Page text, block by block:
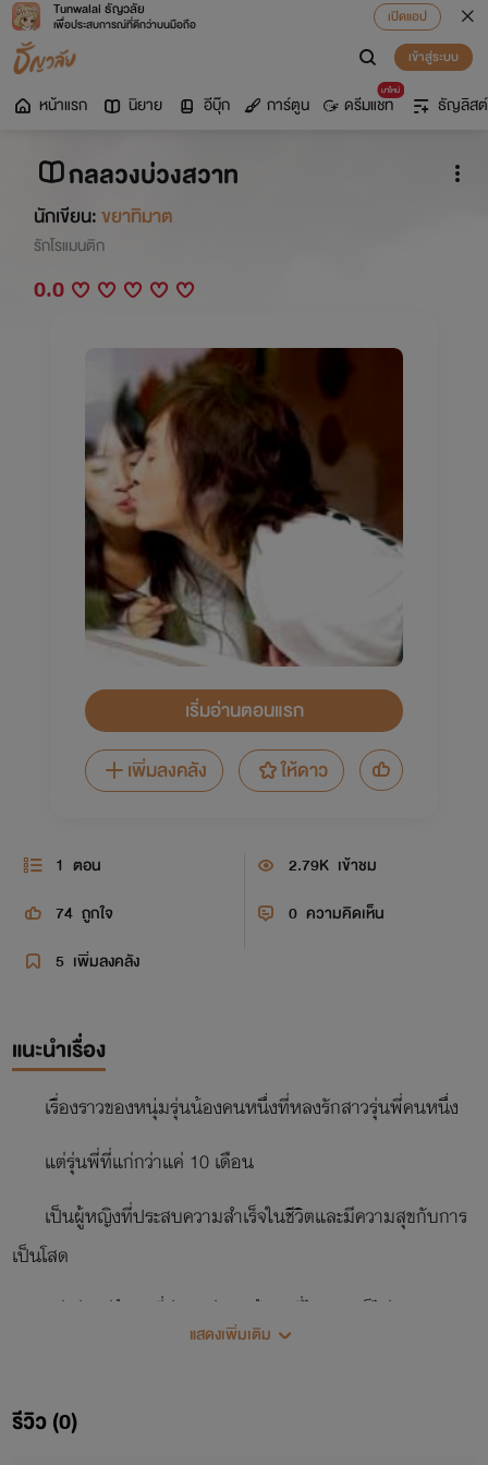
Tunwalai ธัญวลัย
เพื่อประสบการณ์ที่ดีกว่าบนมือถือ
เปิดแอป
เข้าสู่ระบบ
หน้าแรก นิยาย อีบุ๊ก การ์ตูน
มาใหม่
ดรีมแชท ธัญลิสต์
กลลวงบ่วงสวาท
นักเขียน:ขยาทิมาต
รักโรแมนติก
0.0
เริ่มอ่านตอนแรก
เพิ่มลงคลัง
ให้ดาว
1 ตอน 2.79K เข้าชม
74 ถูกใจ 0 ความคิดเห็น
5 เพิ่มลงคลัง
แนะนำเรื่อง
เรื่องราวของหนุ่มรุ่นน้องคนหนึ่งที่หลงรักสาวรุ่นพี่คนหนึ่ง
แต่รุ่นพี่ที่แก่กว่าแค่ 10 เดือน
เป็นผู้หญิงที่ประสบความสำเร็จในชีวิตและมีความสุขกับการ
เป็นโสด
อย่าว่าแต่ผู้ชายที่อ่อนกว่าเลยผู้ชายที่ไหนเธอก็ไม่เอา
เจฝากผลงานเรื่องที่ 2 ของเจด้วยนะคะ
แสดงเพิ่มเติม
รีวิว (0)